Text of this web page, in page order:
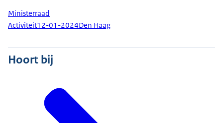
Ministerraad
Activiteit12-01-2024Den Haag
Hoort bij